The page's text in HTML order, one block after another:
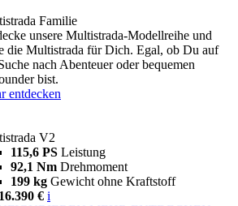
Familie
unsere Multistrada-Modellreihe und
die Multistrada für Dich. Egal, ob Du auf
nach Abenteuer oder bequemen
bist.
entdecken
V2
115,6 PS Leistung
92,1 Nm Drehmoment
199 kg Gewicht ohne Kraftstoff
€ i